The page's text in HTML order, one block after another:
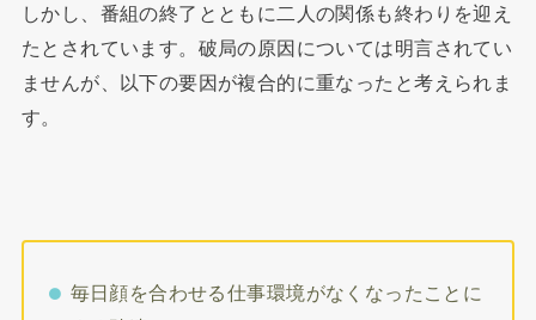
しかし、番組の終了とともに二人の関係も終わりを迎え
たとされています。破局の原因については明言されてい
ませんが、以下の要因が複合的に重なったと考えられま
す。
毎日顔を合わせる仕事環境がなくなったことに